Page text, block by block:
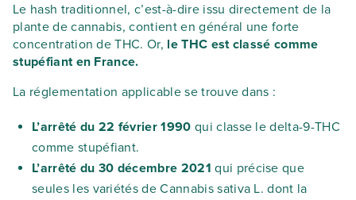
Le hash traditionnel, c’est-à-dire issu directement de la
plante de cannabis, contient en général une forte
concentration de THC. Or, le THC est classé comme
stupéfiant en France.
La réglementation applicable se trouve dans :
L’arrêté du 22 février 1990 qui classe le delta-9-THC
comme stupéfiant.
L’arrêté du 30 décembre 2021 qui précise que
seules les variétés de Cannabis sativa L. dont la